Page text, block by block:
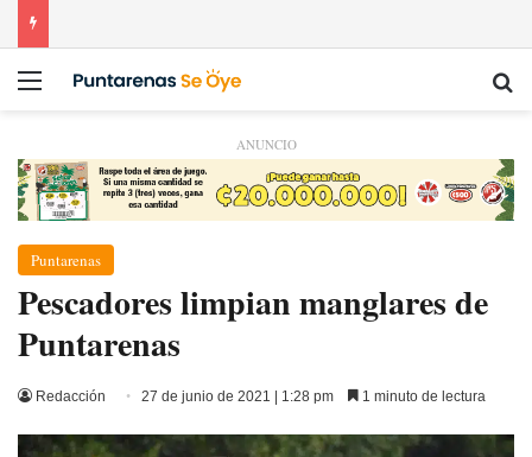
Menú
ANUNCIO
Puntarenas
Pescadores limpian manglares de
Puntarenas
Redacción 27 de junio de 2021 | 1:28 pm 1 minuto de lectura